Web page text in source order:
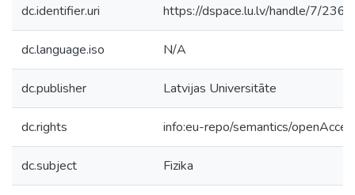
dc.identifier.uri https://dspace.lu.lv/handle/7/
dc.language.iso N/A
dc.publisher Latvijas Universitāte
dc.rights info:eu-repo/semantics/
dc.subject Fizika